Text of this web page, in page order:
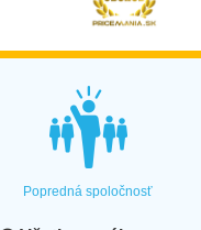
Popredná spoločnosť